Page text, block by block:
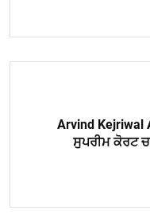
Arvind Kejriwal
ਸੁਪਰੀਮ ਕੋਰਟ ਚ